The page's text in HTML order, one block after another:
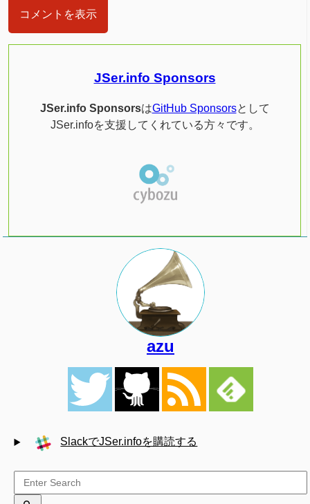
コメントを表示
JSer.info Sponsors
JSer.info SponsorsはGitHub Sponsorsとして
JSer.infoを支援してくれている方々です。
azu
SlackでJSer.infoを購読する